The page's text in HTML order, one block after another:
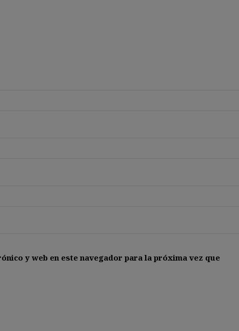
y web en este navegador para la próxima vez que